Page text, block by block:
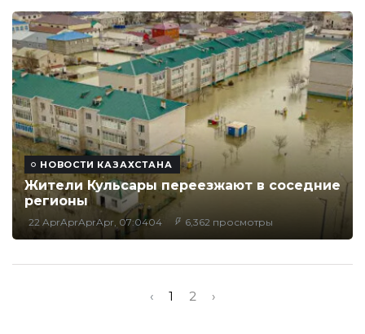
НОВОСТИ КАЗАХСТАНА
Жители Кульсары переезжают в соседние
регионы
22 AprAprAprApr, 07:0404 6,362 просмотры
‹ 1 2 ›